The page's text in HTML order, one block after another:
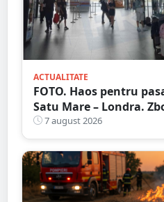
ACTUALITATE
FOTO. Haos pentru
Satu Mare – Londra.
nouă întârziere. Fără
7 august 2026